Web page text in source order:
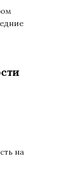
на